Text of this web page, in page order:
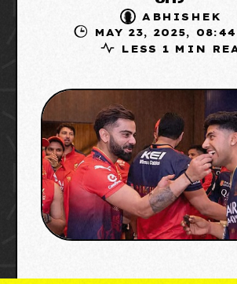
ABHISHEK
MAY 23, 2025,
LESS 1 MIN